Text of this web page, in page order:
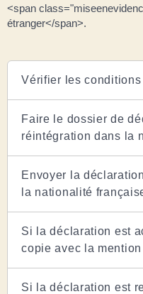
<span
étranger</span>.
Vérifier les
Faire le dossier de
réintégration dans la
Envoyer la
la nationalité
Si la déclaration est
copie avec la
Si la déclaration est